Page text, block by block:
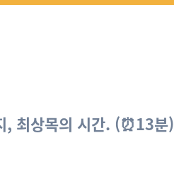
, 최상목의 시간. (⏰13분)